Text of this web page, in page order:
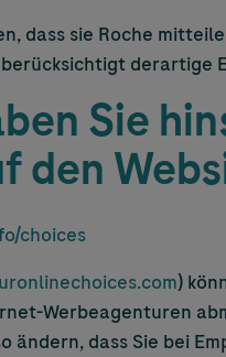
dass sie Roche
derartige
Sie
den
choices
)
Werbeagenturen
dass Sie bei